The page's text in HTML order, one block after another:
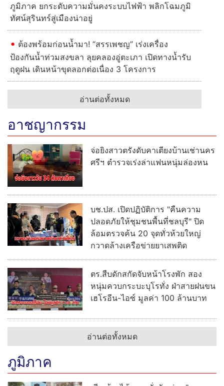
ภูมิภาค ยกระดับความมั่นคงระบบไฟฟ้า พลิกโฉมภูมิ
ทัศน์สุรินทร์สู่เมืองน่าอยู่
ต้องพร้อมก่อนน้ำมา! “สรรเพชญ” เร่งเครื่อง
ป้องกันน้ำท่วมสงขลา ลุยคลองอู่ตะเภา เปิดทางน้ำรับ
ฤดูฝน เดินหน้าขุดลอกต่อเนื่อง 3 โครงการ
อ่านต่อทั้งหมด
อาชญากรรม
จ่อยิงสาวตรังดับคาเตียงบ้านเช่านคร
ศรีฯ ตำรวจเร่งล่าแฟนหนุ่มล่องหน
บช.ปส. เปิดปฏิบัติการ "คืนความ
ปลอดภัยให้ชุมชนพื้นที่ชลบุรี" ปิด
ล้อมตรวจค้น 20 จุดทั่วห้วยใหญ่
กวาดล้างเครือข่ายยาเสพติด
ตร.สืบดักสกัดจับหน้าโรงพัก สอง
หนุ่มควบกระบะบุโรทั่ง ฝ่าสายฝนขน
เฮโรอีน-ไอซ์ มูลค่า 100 ล้านบาท
อ่านต่อทั้งหมด
ภูมิภาค